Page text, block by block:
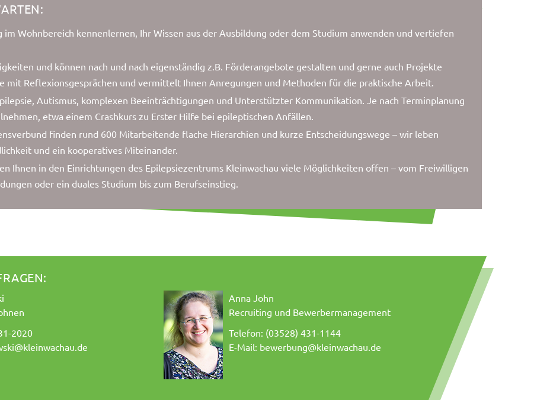
Wohnbereich kennenlernen, Ihr Wissen aus der Ausbildung oder dem Studium anwenden und vertiefen
und können nach und nach eigenständig z.B. Förderangebote gestalten und gerne auch Projekte
mit Reflexionsgesprächen und vermittelt Ihnen Anregungen und Methoden für die praktische Arbeit.
Autismus, komplexen Beeinträchtigungen und Unterstützter Kommunikation. Je nach Terminplanung
etwa einem Crashkurs zu Erster Hilfe bei epileptischen Anfällen.
finden rund 600 Mitarbeitende flache Hierarchien und kurze Entscheidungswege – wir leben
und ein kooperatives Miteinander.
Ihnen in den Einrichtungen des Epilepsiezentrums Kleinwachau viele Möglichkeiten offen – vom Freiwilligen
oder ein duales Studium bis zum Berufseinstieg.
2020
Anna John
Recruiting und Bewerbermanagement
Telefon: (03528) 431-1144
E-Mail: bewerbung@kleinwachau.de